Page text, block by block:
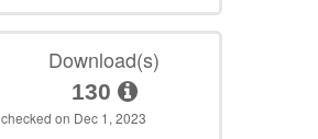
Download(s)
130
checked on Dec 1, 2023